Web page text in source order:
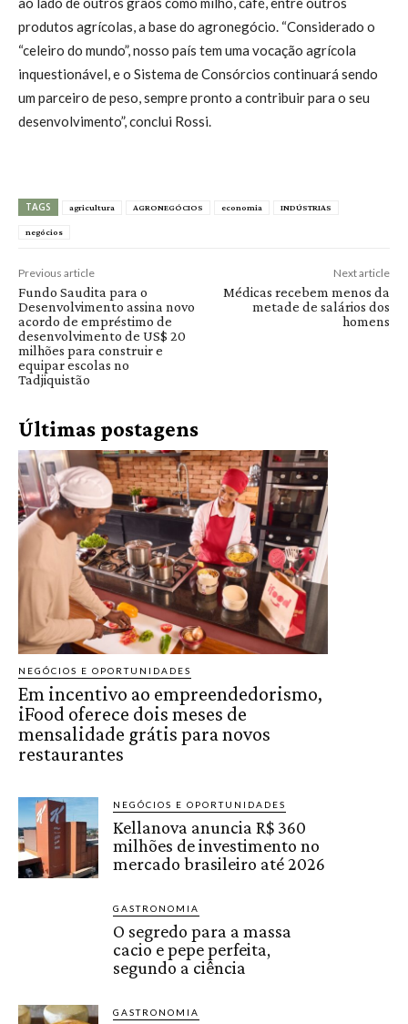
produtos agrícolas, a base do agronegócio. “Considerado o
“celeiro do mundo”, nosso país tem uma vocação agrícola
inquestionável, e o Sistema de Consórcios continuará sendo
um parceiro de peso, sempre pronto a contribuir para o seu
desenvolvimento”, conclui Rossi.
TAGS agricultura AGRONEGÓCIOS economia INDÚSTRIAS
negócios
Previous article
Fundo Saudita para o
Desenvolvimento assina novo
acordo de empréstimo de
desenvolvimento de US$ 20
milhões para construir e
equipar escolas no
Tadjiquistão
Next article
Médicas recebem menos da
metade de salários dos
homens
Últimas postagens
NEGÓCIOS E OPORTUNIDADES
Em incentivo ao empreendedorismo,
iFood oferece dois meses de
mensalidade grátis para novos
restaurantes
NEGÓCIOS E OPORTUNIDADES
Kellanova anuncia R$ 360
milhões de investimento no
mercado brasileiro até 2026
GASTRONOMIA
O segredo para a massa
cacio e pepe perfeita,
segundo a ciência
GASTRONOMIA